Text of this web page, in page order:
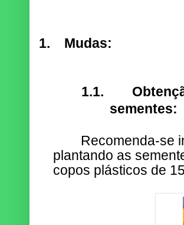
1. Mudas:
1.1.
sementes:
Recomenda-se
plantando as
copos plásticos de